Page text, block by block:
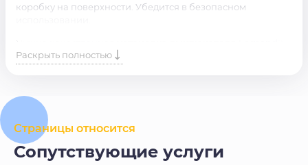
коробку на поверхности. Убедится в безопасном
Нужна качественная
Доверьте работу нашим профессионалам! Просто оставьте
Раскрыть полностью
Страницы относится
Сопутствующие услуги